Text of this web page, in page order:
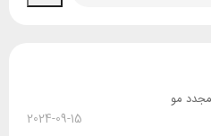
مو
2024-09-15